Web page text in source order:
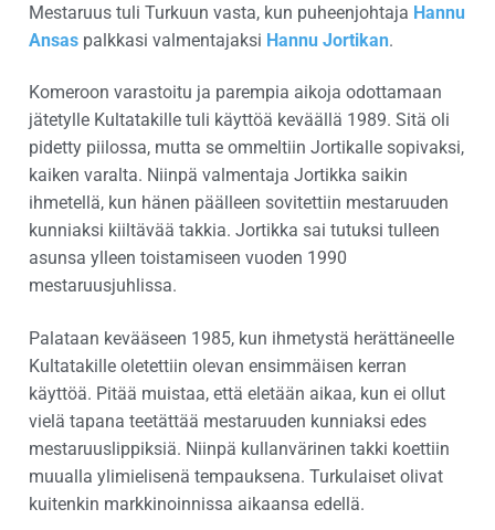
Mestaruus tuli Turkuun vasta, kun puheenjohtaja Hannu
Ansas palkkasi valmentajaksi Hannu Jortikan.
Komeroon varastoitu ja parempia aikoja odottamaan
jätetylle Kultatakille tuli käyttöä keväällä 1989. Sitä oli
pidetty piilossa, mutta se ommeltiin Jortikalle sopivaksi,
kaiken varalta. Niinpä valmentaja Jortikka saikin
ihmetellä, kun hänen päälleen sovitettiin mestaruuden
kunniaksi kiiltävää takkia. Jortikka sai tutuksi tulleen
asunsa ylleen toistamiseen vuoden 1990
mestaruusjuhlissa.
Palataan kevääseen 1985, kun ihmetystä herättäneelle
Kultatakille oletettiin olevan ensimmäisen kerran
käyttöä. Pitää muistaa, että eletään aikaa, kun ei ollut
vielä tapana teetättää mestaruuden kunniaksi edes
mestaruuslippiksiä. Niinpä kullanvärinen takki koettiin
muualla ylimielisenä tempauksena. Turkulaiset olivat
kuitenkin markkinoinnissa aikaansa edellä.